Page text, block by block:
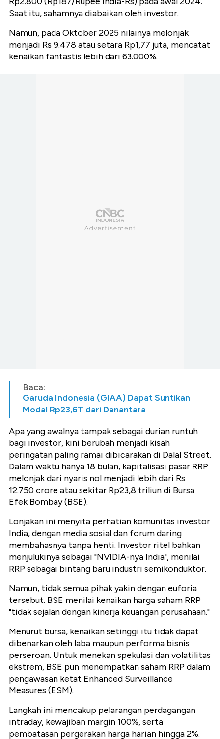
Saat itu, sahamnya diabaikan oleh investor.
Namun, pada Oktober 2025 nilainya melonjak
menjadi Rs 9.478 atau setara Rp1,77 juta, mencatat
kenaikan fantastis lebih dari 63.000%.
Baca:
Garuda Indonesia (GIAA) Dapat Suntikan
Modal Rp23,6T dari Danantara
Apa yang awalnya tampak sebagai durian runtuh
bagi investor, kini berubah menjadi kisah
peringatan paling ramai dibicarakan di Dalal Street.
Dalam waktu hanya 18 bulan, kapitalisasi pasar RRP
melonjak dari nyaris nol menjadi lebih dari Rs
12.750 crore atau sekitar Rp23,8 triliun di Bursa
Efek Bombay (BSE).
Lonjakan ini menyita perhatian komunitas investor
India, dengan media sosial dan forum daring
membahasnya tanpa henti. Investor ritel bahkan
menjulukinya sebagai "NVIDIA-nya India", menilai
RRP sebagai bintang baru industri semikonduktor.
Namun, tidak semua pihak yakin dengan euforia
tersebut. BSE menilai kenaikan harga saham RRP
"tidak sejalan dengan kinerja keuangan perusahaan."
Menurut bursa, kenaikan setinggi itu tidak dapat
dibenarkan oleh laba maupun performa bisnis
perseroan. Untuk menekan spekulasi dan volatilitas
ekstrem, BSE pun menempatkan saham RRP dalam
pengawasan ketat Enhanced Surveillance
Measures (ESM).
Langkah ini mencakup pelarangan perdagangan
intraday, kewajiban margin 100%, serta
pembatasan pergerakan harga harian hingga 2%.